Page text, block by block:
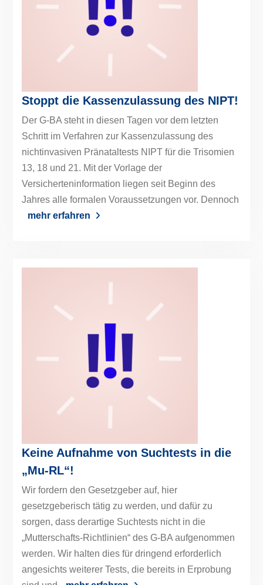
Stoppt die Kassenzulassung des NIPT!
Der G-BA steht in diesen Tagen vor dem letzten
Schritt im Verfahren zur Kassenzulassung des
nichtinvasiven Pränataltests NIPT für die Trisomien
13, 18 und 21. Mit der Vorlage der
Versicherteninformation liegen seit Beginn des
Jahres alle formalen Voraussetzungen vor. Dennoch
mehr erfahren
Keine Aufnahme von Suchtests in die
„Mu-RL“!
Wir fordern den Gesetzgeber auf, hier
gesetzgeberisch tätig zu werden, und dafür zu
sorgen, dass derartige Suchtests nicht in die
„Mutterschafts-Richtlinien“ des G-BA aufgenommen
werden. Wir halten dies für dringend erforderlich
angesichts weiterer Tests, die bereits in Erprobung